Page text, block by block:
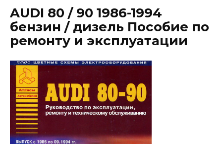
AUDI 80 / 90 1986-1994
бензин / дизель Пособие по
ремонту и эксплуатации